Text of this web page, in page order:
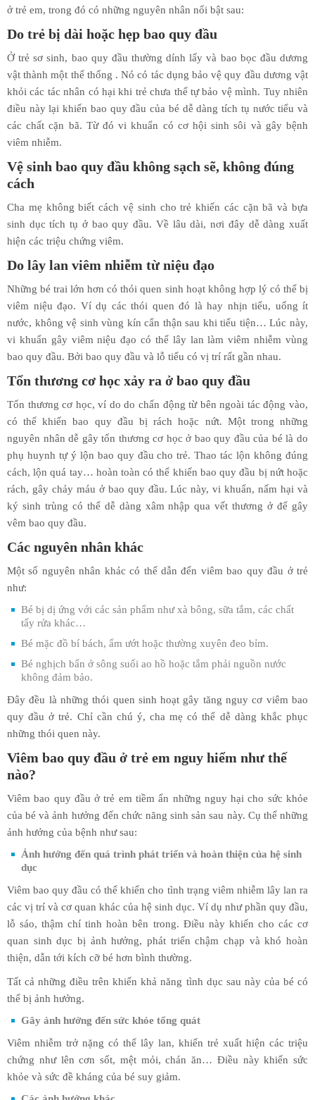
ở trẻ em, trong đó có những nguyên nhân nổi bật sau:
Do trẻ bị dài hoặc hẹp bao quy đầu
Ở trẻ sơ sinh, bao quy đầu thường dính lấy và bao bọc đầu dương
vật thành một thể thống . Nó có tác dụng bảo vệ quy đầu dương vật
khỏi các tác nhân có hại khi trẻ chưa thể tự bảo vệ mình. Tuy nhiên
điều này lại khiến bao quy đầu của bé dễ dàng tích tụ nước tiểu và
các chất cặn bã. Từ đó vi khuẩn có cơ hội sinh sôi và gây bệnh
viêm nhiễm.
Vệ sinh bao quy đầu không sạch sẽ, không đúng
cách
Cha mẹ không biết cách vệ sinh cho trẻ khiến các cặn bã và bựa
sinh dục tích tụ ở bao quy đầu. Về lâu dài, nơi đây dễ dàng xuất
hiện các triệu chứng viêm.
Do lây lan viêm nhiễm từ niệu đạo
Những bé trai lớn hơn có thói quen sinh hoạt không hợp lý có thể bị
viêm niệu đạo. Ví dụ các thói quen đó là hay nhịn tiểu, uống ít
nước, không vệ sinh vùng kín cẩn thận sau khi tiểu tiện… Lúc này,
vi khuẩn gây viêm niệu đạo có thể lây lan làm viêm nhiễm vùng
bao quy đầu. Bởi bao quy đầu và lỗ tiểu có vị trí rất gần nhau.
Tổn thương cơ học xảy ra ở bao quy đầu
Tổn thương cơ học, ví do do chấn động từ bên ngoài tác động vào,
có thể khiến bao quy đầu bị rách hoặc nứt. Một trong những
nguyên nhân dễ gây tổn thương cơ học ở bao quy đầu của bé là do
phụ huynh tự ý lộn bao quy đầu cho trẻ. Thao tác lộn không đúng
cách, lộn quá tay… hoàn toàn có thể khiến bao quy đầu bị nứt hoặc
rách, gây chảy máu ở bao quy đầu. Lúc này, vi khuẩn, nấm hại và
ký sinh trùng có thể dễ dàng xâm nhập qua vết thương ở để gây
vêm bao quy đầu.
Các nguyên nhân khác
Một số nguyên nhân khác có thể dẫn đến viêm bao quy đầu ở trẻ
như:
Bé bị dị ứng với các sản phẩm như xà bông, sữa tắm, các chất
tẩy rửa khác…
Bé mặc đồ bí bách, ẩm ướt hoặc thường xuyên đeo bỉm.
Bé nghịch bẩn ở sông suối ao hồ hoặc tắm phải nguồn nước
không đảm bảo.
Đây đều là những thói quen sinh hoạt gây tăng nguy cơ viêm bao
quy đầu ở trẻ. Chỉ cần chú ý, cha mẹ có thể dễ dàng khắc phục
những thói quen này.
Viêm bao quy đầu ở trẻ em nguy hiểm như thế
nào?
Viêm bao quy đầu ở trẻ em tiềm ẩn những nguy hại cho sức khỏe
của bé và ảnh hưởng đến chức năng sinh sản sau này. Cụ thể những
ảnh hưởng của bệnh như sau:
Ảnh hưởng đến quá trình phát triển và hoàn thiện của hệ sinh
dục
Viêm bao quy đầu có thể khiến cho tình trạng viêm nhiễm lây lan ra
các vị trí và cơ quan khác của hệ sinh dục. Ví dụ như phần quy đầu,
lỗ sáo, thậm chí tinh hoàn bên trong. Điều này khiến cho các cơ
quan sinh dục bị ảnh hưởng, phát triển chậm chạp và khó hoàn
thiện, dẫn tới kích cỡ bé hơn bình thường.
Tất cả những điều trên khiến khả năng tình dục sau này của bé có
thể bị ảnh hưởng.
Gây ảnh hưởng đến sức khỏe tổng quát
Viêm nhiễm trở nặng có thể lây lan, khiến trẻ xuất hiện các triệu
chứng như lên cơn sốt, mệt mỏi, chán ăn… Điều này khiến sức
khỏe và sức đề kháng của bé suy giảm.